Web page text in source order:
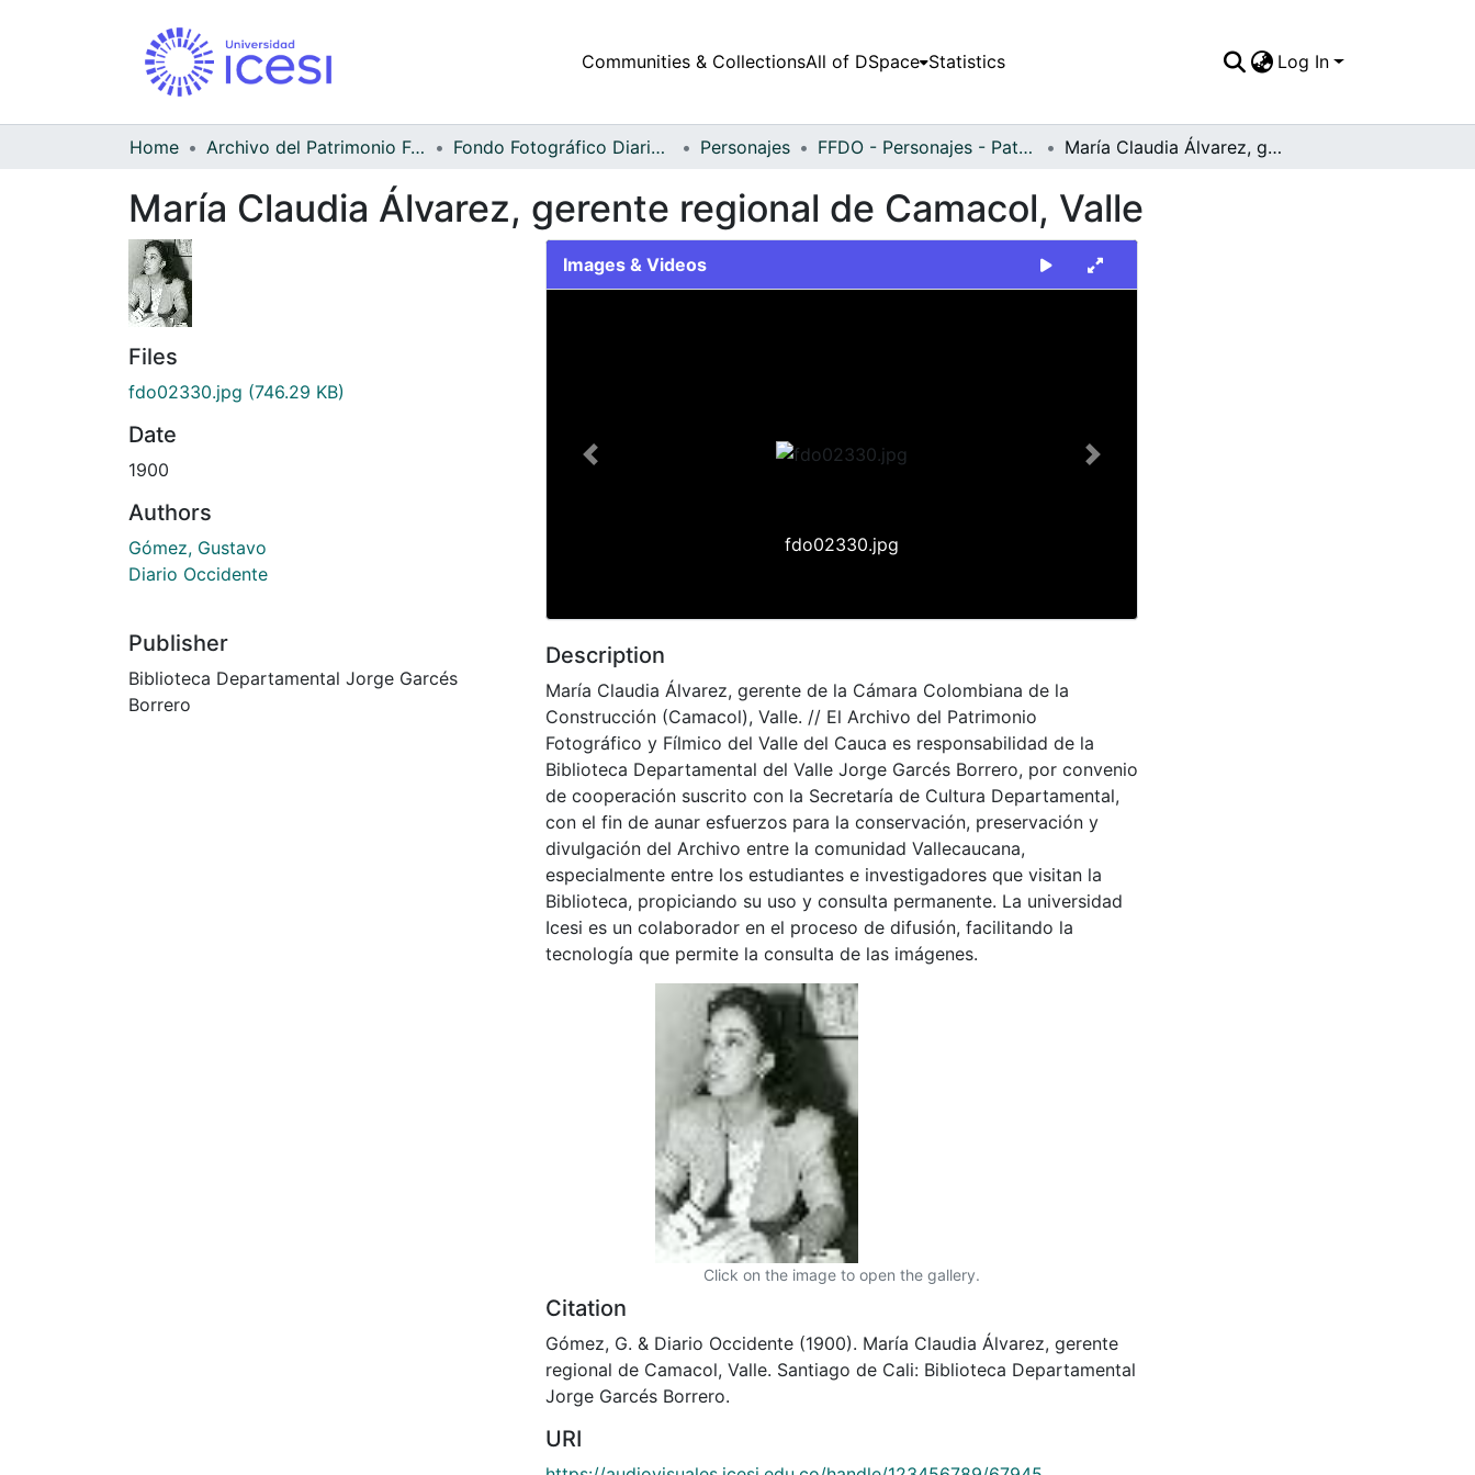
Communities & CollectionsAll of DSpace Statistics Log In
Home Archivo del Patrimonio Fotográfico y Fílmico del Valle del Cauca Fondo Fotográfico Diario Occidente Personajes FFDO - Personajes - Patrimonial María Claudia Álvarez, gerente regional de Camacol, Valle
María Claudia Álvarez, gerente regional de Camacol, Valle
Files
fdo02330.jpg (746.29 KB)
Date
1900
Authors
Gómez, Gustavo
Diario Occidente
Publisher
Biblioteca Departamental Jorge Garcés
Borrero
Images & Videos
fdo02330.jpg
Previous Next
Description
María Claudia Álvarez, gerente de la Cámara Colombiana de la
Construcción (Camacol), Valle. // El Archivo del Patrimonio
Fotográfico y Fílmico del Valle del Cauca es responsabilidad de la
Biblioteca Departamental del Valle Jorge Garcés Borrero, por convenio
de cooperación suscrito con la Secretaría de Cultura Departamental,
con el fin de aunar esfuerzos para la conservación, preservación y
divulgación del Archivo entre la comunidad Vallecaucana,
especialmente entre los estudiantes e investigadores que visitan la
Biblioteca, propiciando su uso y consulta permanente. La universidad
Icesi es un colaborador en el proceso de difusión, facilitando la
tecnología que permite la consulta de las imágenes.
Click on the image to open the gallery.
Citation
Gómez, G. & Diario Occidente (1900). María Claudia Álvarez, gerente
regional de Camacol, Valle. Santiago de Cali: Biblioteca Departamental
Jorge Garcés Borrero.
URI